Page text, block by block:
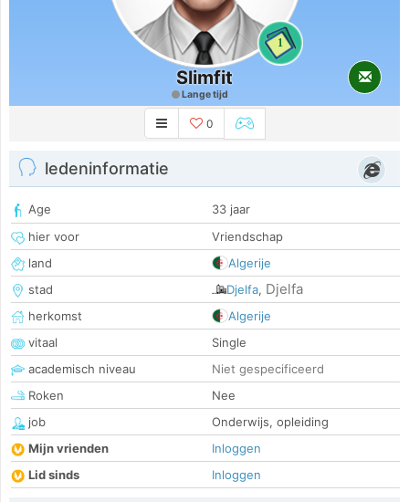
1
Slimfit
Lange tijd
0
ledeninformatie
Age
33 jaar
hier voor
Vriendschap
land
Algerije
stad
Djelfa, Djelfa
herkomst
Algerije
vitaal
Single
academisch niveau
Niet gespecificeerd
Roken
Nee
job
Onderwijs, opleiding
Mijn vrienden
Inloggen
Lid sinds
Inloggen